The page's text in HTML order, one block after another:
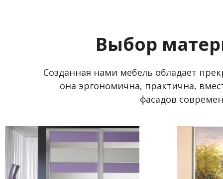
Созданная нами мебель обладает
она эргономична, практична,
фасадов
Выбор